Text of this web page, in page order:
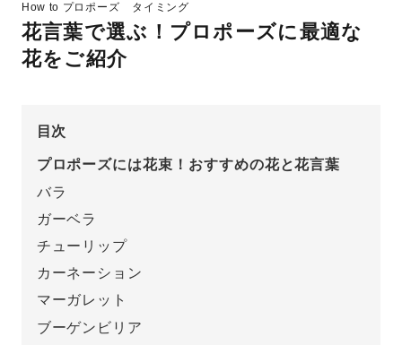
How to プロポーズ タイミング
花言葉で選ぶ！プロポーズに最適な
花をご紹介
目次
プロポーズには花束！おすすめの花と花言葉
バラ
ガーベラ
チューリップ
カーネーション
マーガレット
ブーゲンビリア
プロポーズサポート
スペシャルプロポーズイベント
プロポーズアイテム
おすすめの婚約指輪
パーフェクトプロポーズリング
先輩の体験談
プロポーズ知恵袋
プロポーズ意識調査結果一覧
ダイヤモンドの品質とは？
アイプリモについて
ニュース